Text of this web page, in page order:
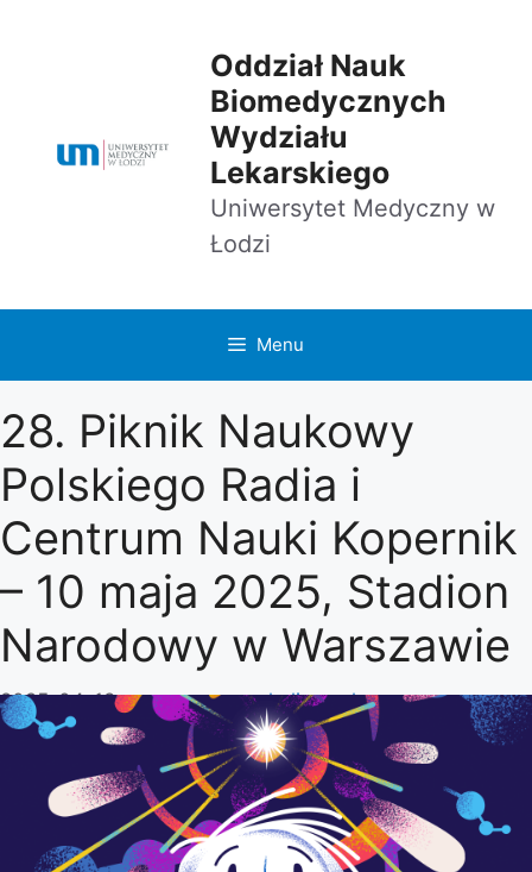
Oddział Nauk
Biomedycznych
Wydziału
Lekarskiego
Uniwersytet Medyczny w
Łodzi
Menu
28. Piknik Naukowy
Polskiego Radia i
Centrum Nauki Kopernik
– 10 maja 2025, Stadion
Narodowy w Warszawie
2025-04-18 przezmarzena.kalinowska